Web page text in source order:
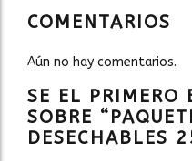
COMENTARIOS
Aún no hay comentarios.
SE EL PRIMERO
SOBRE
DESECHABLES